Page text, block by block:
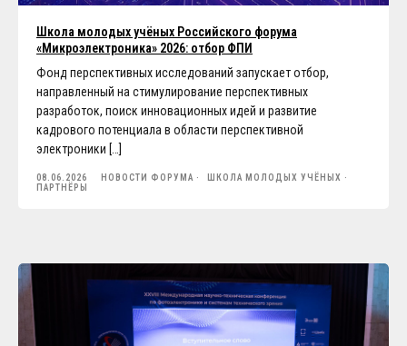
Школа молодых учёных Российского форума
«Микроэлектроника» 2026: отбор ФПИ
Фонд перспективных исследований запускает отбор,
направленный на стимулирование перспективных
разработок, поиск инновационных идей и развитие
кадрового потенциала в области перспективной
электроники […]
08.06.2026 НОВОСТИ ФОРУМА
ШКОЛА МОЛОДЫХ УЧЁНЫХ
ПАРТНЁРЫ